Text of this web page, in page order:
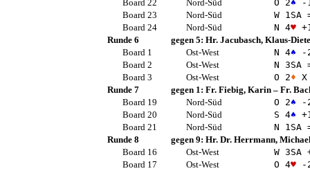
Board 22
Nord-Süd O 2♠ -
Board 23
Nord-Süd W 1SA
Board 24
Nord-Süd N 4♥
Runde 6
gegen 5: Hr. Jacubasch, Klaus-
Board 1
Ost-West N 4♠ -
Board 2
Ost-West N 3SA
Board 3
Ost-West O 2♦
Runde 7
gegen 1: Fr. Fiebig, Karin– Fr.
Board 19
Nord-Süd O 2♠ -
Board 20
Nord-Süd S 4♠
Board 21
Nord-Süd N 1SA
Runde 8
gegen 9: Hr. Dr. Herrmann,
Board 16
Ost-West W 3SA
Board 17
Ost-West O 4♥-